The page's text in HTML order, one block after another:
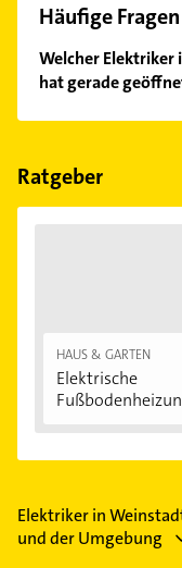
Häufige Fragen
Welcher Elektriker
hat gerade
Im Anbieter-
Feiertagen
Ratgeber
HAUS & GARTEN
Elektrische
Elektriker in
und der Umgebung